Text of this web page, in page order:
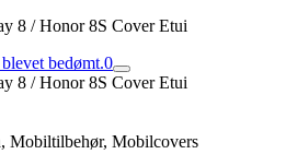
8 / Honor 8S Cover Etui
bedømt.0
8 / Honor 8S Cover Etui
Mobiltilbehør, Mobilcovers